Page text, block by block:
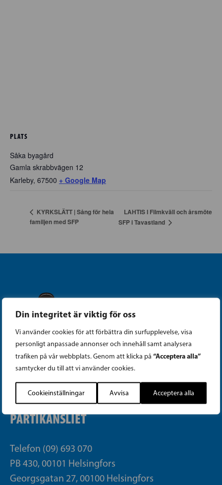
Din integritet är viktig för oss
Vi använder cookies för att förbättra din surfupplevelse, visa
personligt anpassade annonser och innehåll samt analysera
trafiken på vår webbplats. Genom att klicka på “Acceptera alla”
samtycker du till att vi använder cookies.
Cookieinställningar Avvisa Acceptera alla
PLATS
Såka byagård
Gamla skrabbvägen 12
Karleby, 67500 + Google Map
KYRKSLÄTT | Sång för hela
familjen med SFP
LAHTIS I Filmkväll och årsmöte
SFP i Tavastland
Facebook
PARTIKANSLIET
Telefon (09) 693 070
PB 430, 00101 Helsingfors
Georgsgatan 27, 00100 Helsingfors